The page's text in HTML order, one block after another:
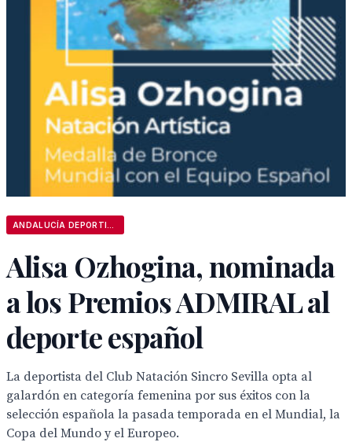
Alisa Ozhogina, nominada
a los Premios ADMIRAL al
deporte español
La deportista del Club Natación Sincro Sevilla opta al
galardón en categoría femenina por sus éxitos con la
selección española la pasada temporada en el Mundial, la
Copa del Mundo y el Europeo.